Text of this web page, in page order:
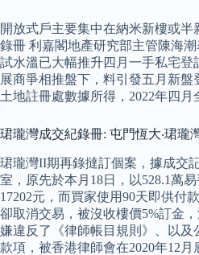
開放式戶主要集中在納米新樓或
錄冊 利嘉閣地產研究部主管陳海
試水溫已大幅推升四月一手私宅
展商爭相推盤下，料引發五月新
土地註冊處數據所得，2022年四
珺瓏灣成交紀錄冊: 屯門恆大‧珺瓏
珺瓏灣II期再錄撻訂個案，據成交
室，原先於本月18日，以528.1萬
17202元，而買家使用90天即供付
卻取消交易，被沒收樓價5%訂金
嫌違反了《律師帳目規則》、以
款項，被香港律師會在2020年12